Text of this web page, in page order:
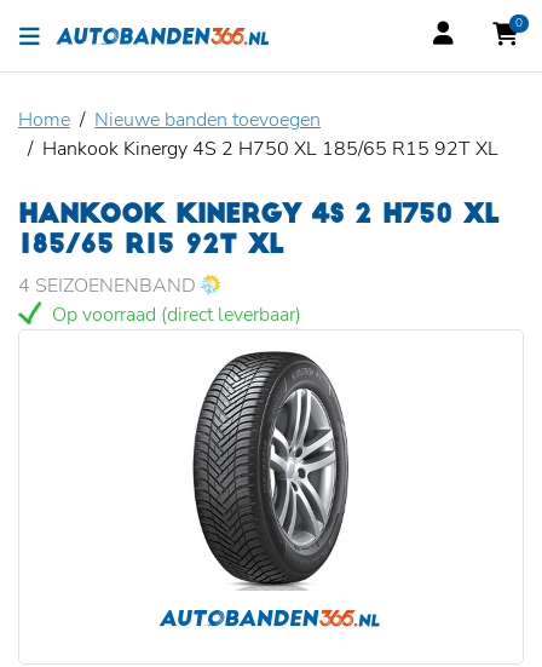
0
Home
Nieuwe banden toevoegen
Hankook Kinergy 4S 2 H750 XL 185/65 R15 92T XL
HANKOOK KINERGY 4S 2 H750 XL
185/65 R15 92T XL
4 SEIZOENENBAND
Op voorraad (direct leverbaar)